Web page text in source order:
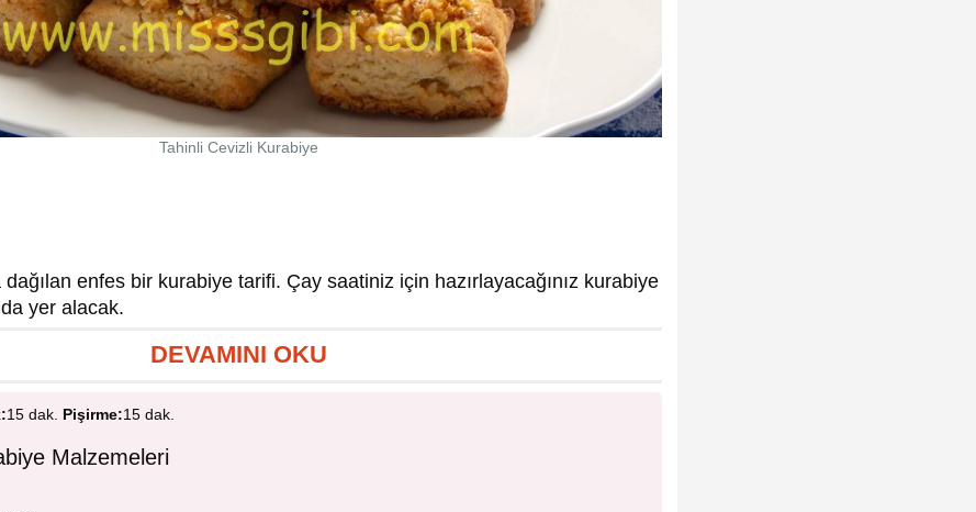
Tahinli Cevizli Kurabiye
dağılan enfes bir kurabiye tarifi. Çay saatiniz için hazırlayacağınız kurabiye
yer alacak.
DEVAMINI OKU
15 dak. Pişirme:15 dak.
Malzemeleri